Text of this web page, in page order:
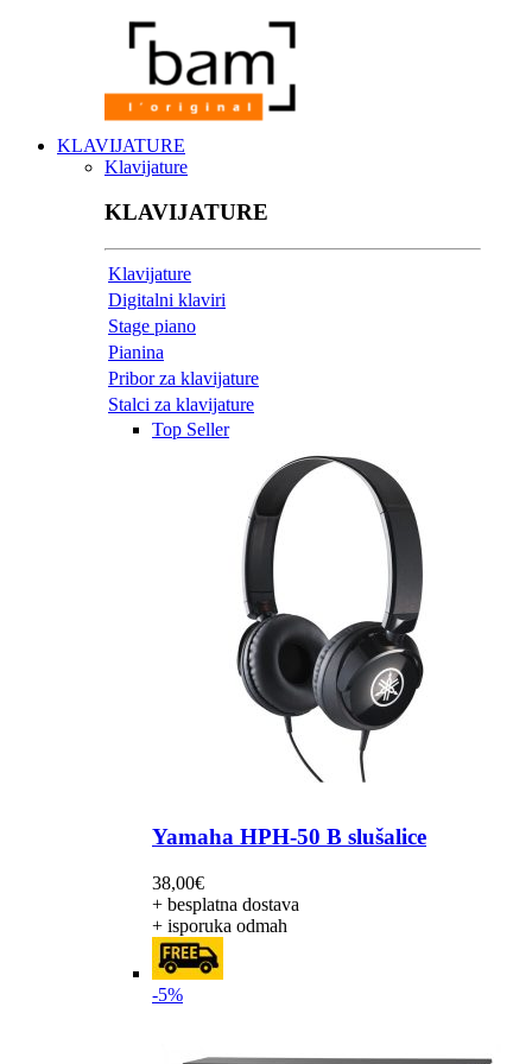
KLAVIJATURE
Klavijature
KLAVIJATURE
Klavijature
Digitalni klaviri
Stage piano
Pianina
Pribor za klavijature
Stalci za klavijature
Top Seller
Yamaha HPH-50 B slušalice
38,00€
+ besplatna dostava
+ isporuka odmah
-5%